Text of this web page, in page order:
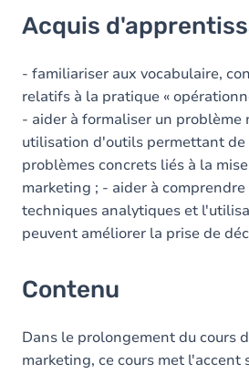
Contenu
Table des matières
Acquis
- familiariser aux vocabulaire,
relatifs à la pratique «
- aider à formaliser un problème
utilisation d'outils permettant de
problèmes concrets liés à la
marketing ; - aider à
techniques analytiques et
peuvent améliorer la prise de
Contenu
Dans le prolongement du cours
marketing, ce cours met l'accent